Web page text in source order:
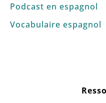
Podcast en espagnol
Vocabulaire espagnol